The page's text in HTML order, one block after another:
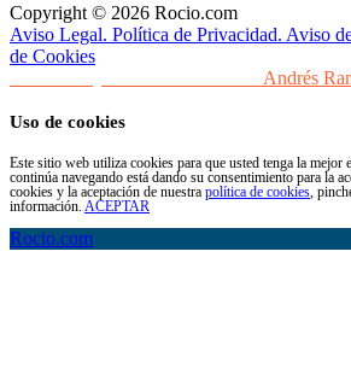
Copyright © 2026 Rocio.com
Aviso Legal. Política de Privacidad. Aviso
de Cookies
Andrés
Uso de cookies
Este sitio web utiliza cookies para que usted tenga la mejor
continúa navegando está dando su consentimiento para la
cookies y la aceptación de nuestra política de cookies ,
información. ACEPTAR
Rocio.com